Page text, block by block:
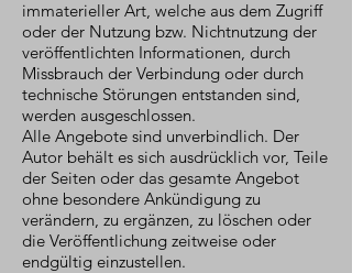
immaterieller Art, welche aus dem Zugriff
oder der Nutzung bzw. Nichtnutzung der
veröffentlichten Informationen, durch
Missbrauch der Verbindung oder durch
technische Störungen entstanden sind,
werden ausgeschlossen.
Alle Angebote sind unverbindlich. Der
Autor behält es sich ausdrücklich vor, Teile
der Seiten oder das gesamte Angebot
ohne besondere Ankündigung zu
verändern, zu ergänzen, zu löschen oder
die Veröffentlichung zeitweise oder
endgültig einzustellen.